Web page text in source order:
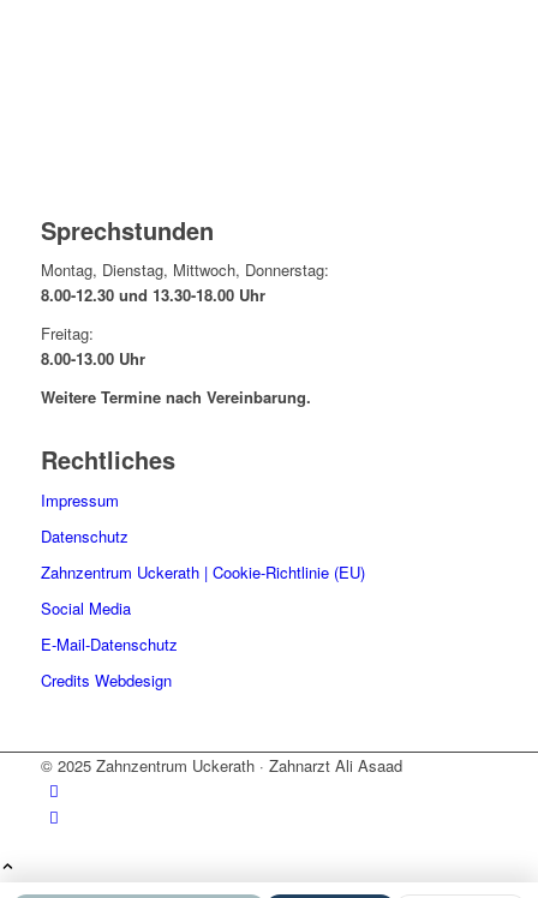
Sprechstunden
Montag, Dienstag, Mittwoch, Donnerstag:
8.00-12.30 und 13.30-18.00 Uhr
Freitag:
8.00-13.00 Uhr
Weitere Termine nach Vereinbarung.
Rechtliches
Impressum
Datenschutz
Zahnzentrum Uckerath | Cookie-Richtlinie (EU)
Social Media
E-Mail-Datenschutz
Credits Webdesign
© 2025 Zahnzentrum Uckerath · Zahnarzt Ali Asaad